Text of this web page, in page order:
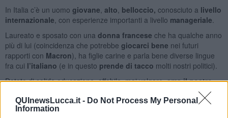
QUInewsLucca.it - Do Not Process My Personal
Information
In Italia c’è un uomo giovane alto belloccio, conosciuto a livello
internazionale , con esperienze importanti a livello manageriale
Laureato e sposato con una donna francese che ha qualche anno
più di lui (coincidenza che potrebbe giocarci bene nei futuri
rapporti con Macron), ha figlie carine e parla bene diverse lingue
fra cui l’italiano (e in questo prende di tacco molti nostri politici).
Dotato di solida educazione, affabile, mai volgare,ama il nostro
riccodi famiglia e non farebbe politica per prendere soldio